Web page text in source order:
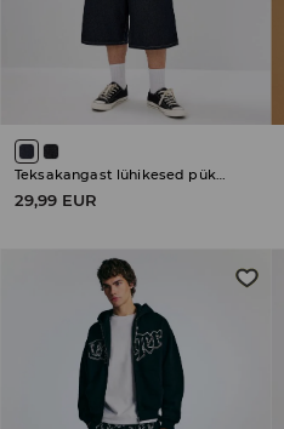
Teksakangast lühikesed püksid
29,99 EUR